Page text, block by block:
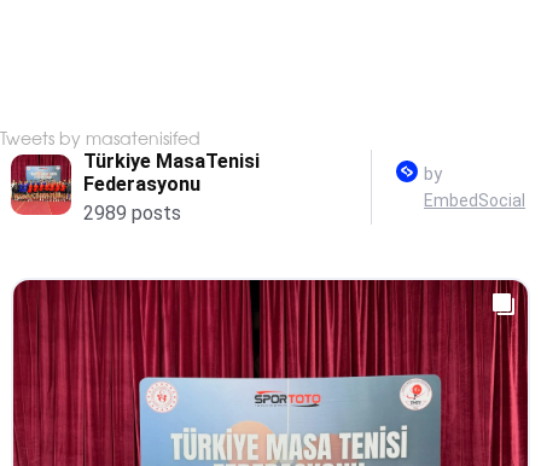
Tweets by masatenisifed